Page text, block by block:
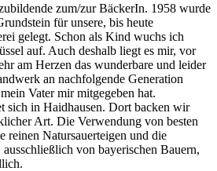
zum/zur BäckerIn. 1958 wurde
für unsere, bis heute
gelegt. Schon als Kind wuchs ich
auf. Auch deshalb liegt es mir, vor
am Herzen das wunderbare und leider
an nachfolgende Generation
Vater mir mitgegeben hat.
sich in Haidhausen. Dort backen wir
Art. Die Verwendung von besten
reinen Natursauerteigen und die
von bayerischen Bauern,